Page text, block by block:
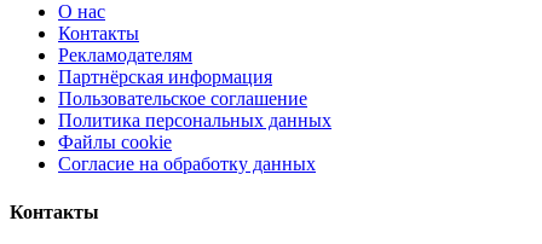
О нас
Контакты
Рекламодателям
Партнёрская информация
Пользовательское соглашение
Политика персональных данных
Файлы cookie
Согласие на обработку данных
Контакты